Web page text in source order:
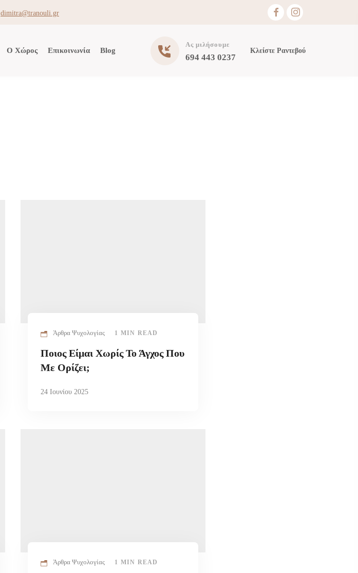
dimitra@tranouli.gr
Ας μιλήσουμε
694 443 0237
Κλείστε Ραντεβού
Ο Χώρος Επικοινωνία Blog
Άρθρα Ψυχολογίας 1 MIN READ
Ποιος Είμαι Χωρίς Το Άγχος Που
Με Ορίζει;
24 Ιουνίου 2025
Άρθρα Ψυχολογίας 1 MIN READ